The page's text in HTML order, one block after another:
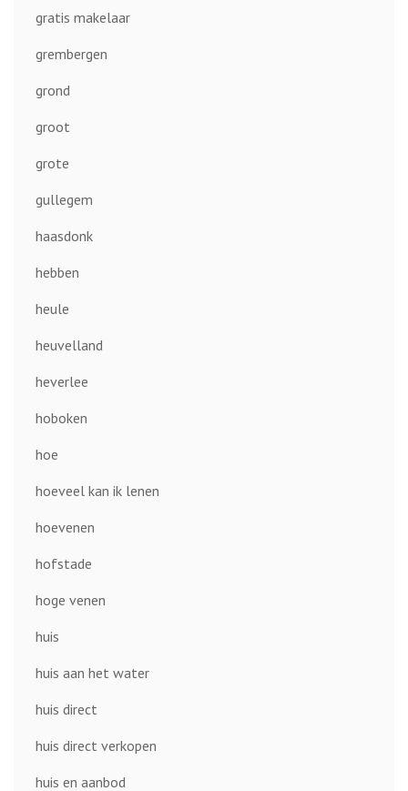
gratis makelaar
grembergen
grond
groot
grote
gullegem
haasdonk
hebben
heule
heuvelland
heverlee
hoboken
hoe
hoeveel kan ik lenen
hoevenen
hofstade
hoge venen
huis
huis aan het water
huis direct
huis direct verkopen
huis en aanbod